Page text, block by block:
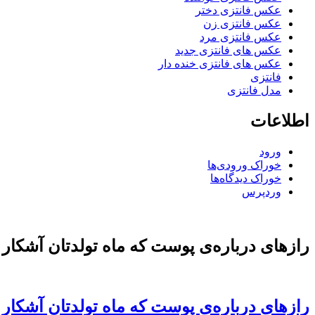
عکس فانتزی دختر
عکس فانتزی زن
عکس فانتزی مرد
عکس های فانتزی جدید
عکس های فانتزی خنده دار
فانتزی
مدل فانتزی
اطلاعات
ورود
خوراک ورودی‌ها
خوراک دیدگاه‌ها
وردپرس
رازهای درباره‌ی پوست که ماه تولدتان
رازهای درباره‌ی پوست که ماه تولدتان